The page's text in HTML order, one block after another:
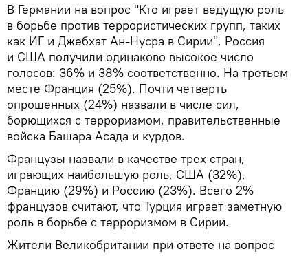
В Германии на вопрос "Кто играет ведущую роль
в борьбе против террористических групп, таких
как ИГ и Джебхат Ан-Нусра в Сирии", Россия
и США получили одинаково высокое число
голосов: 36% и 38% соответственно. На третьем
месте Франция (25%). Почти четверть
опрошенных (24%) назвали в числе сил,
борющихся с терроризмом, правительственные
войска Башара Асада и курдов.
Французы назвали в качестве трех стран,
играющих наибольшую роль, США (32%),
Францию (29%) и Россию (23%). Всего 2%
французов считают, что Турция играет заметную
роль в борьбе с терроризмом в Сирии.
Жители Великобритании при ответе на вопрос